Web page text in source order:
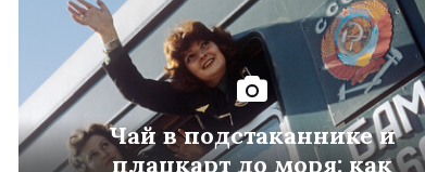
Чай в подстаканнике и
плацкарт до моря: как